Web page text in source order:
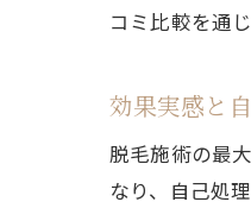
コミ比較を通
効果実感と
脱毛施術の最
なり、自己処